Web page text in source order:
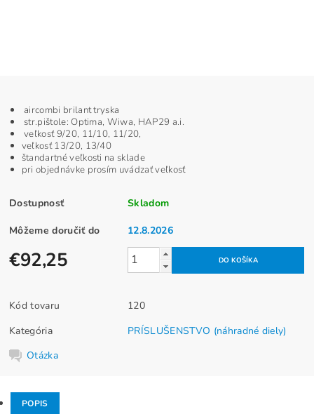
aircombi brilant tryska
str.pištole: Optima, Wiwa, HAP29 a.i.
veľkosť 9/20, 11/10, 11/20,
veľkosť 13/20, 13/40
štandartné veľkosti na sklade
pri objednávke prosím uvádzať veľkosť
Dostupnosť Skladom
Môžeme doručiť do 12.8.2026
€92,25
Kód tovaru
120
Kategória
PRÍSLUŠENSTVO (náhradné diely)
Otázka
POPIS